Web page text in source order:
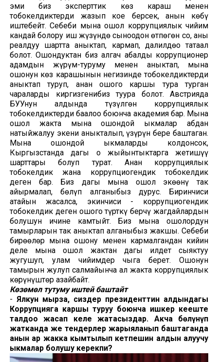
эми биз эксперттик көз караш менен
тобокелдиктерди жазып кое берсек, анын көбү
иштебейт. Себеби мына ошол коррупциялык чийим
кандай болору иш жүзүндө сыноодон өтпөгөн соң, аны
реалдуу шартта аныктап, кармап, далилдөо татаал
болот. Ошондуктан биз алгач абалды коррупционер
адамдын жүрүм-туруму менен аныктап, мына
ошонун көз карашынын негизинде тобокелдиктерди
аныктап туруп, анан ошого каршы тура турган
чараларды киргизгенибиз туура болот. Австрияда
БУУнун алдында түзүлгөн коррупциялык
тобокелдиктерди баалоо боюнча академия бар. Мына
ошол жакта мына ошондой ыкмалар абдан
натыйжалуу экени аныкталып, үзүрүн бере баштаган.
Мына ошондой ыкмаларды колдонсок,
Кыргызстанда дагы оң жыйынтыктарга жетишүү
шарттары болуп турат. Анан коррупциялык
тобокелдик жана коррупциогендик тобокелдик
деген бар. Биз дагы мына ошол экөөнү так
айырмалап, бөлүп алганыбыз дурус. Биринчиси
атайын жасалса, экинчиси - коррупциогендик
тобокелдик деген ошого түрткү берчү жагдайлардын
болушун ичине камтыйт. Биз мына ошолордун
тамырларын так аныктап алганыбыз жакшы. Себеби
бирөөлөр мына ошону менен кармалгандан кийин
деле мына ошол жактан дагы илдет сыяктуу
жугушуп, улам чийимдер чыга берет. Ошонун
тамырын жулуп салмайынча ал жакта коррупциялык
көрүнүштөр азайбайт.
Көзөмөл тутуму иштей баштайт
- Ялкун мырза, сиздер президенттин алдындагы
Коррупцияга каршы туруу боюнча ишкер кеңеште
талдоо жасап келе жатасыздар. Акча бөлүнүп
жатканда же тендерлер жарыяланып баштаганда
анын ар жакка кымтылып кетпешин алдын алуучу
ыкмалар болушу керекпи?